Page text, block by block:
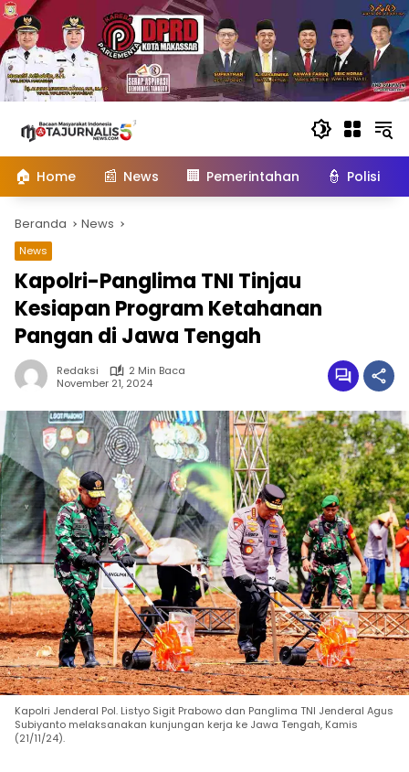
konten
🏠 Home 📰 News 🏢 Pemerintahan 👮 Polisi
Beranda News
News
Kapolri-Panglima TNI Tinjau
Kesiapan Program Ketahanan
Pangan di Jawa Tengah
Redaksi
2 Min Baca
November 21, 2024
Kapolri Jenderal Pol. Listyo Sigit Prabowo dan Panglima TNI Jenderal Agus
Subiyanto melaksanakan kunjungan kerja ke Jawa Tengah, Kamis
(21/11/24).